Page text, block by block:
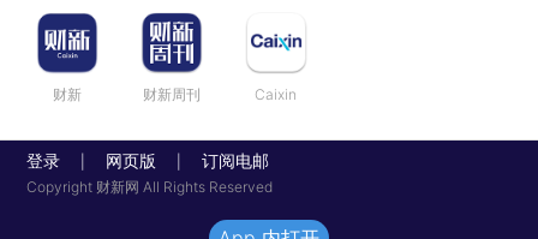
财新 财新周刊 Caixin
登录 网页版 订阅电邮
Copyright 财新网 All Rights Reserved